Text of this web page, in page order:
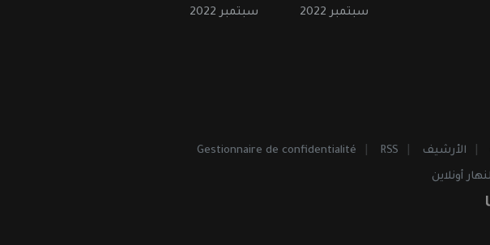
سبتمبر 2022
سبتمبر 2022
الأرشيف RSS
Gestionnaire de confidentialité